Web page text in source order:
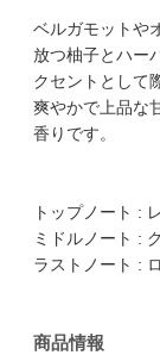
ベルガモットや
放つ柚子とハー
クセントとして
爽やかで上品な
香りです。
トップノート :
ミドルノート :
ラストノート :
商品情報